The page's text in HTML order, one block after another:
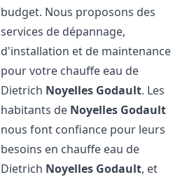
budget. Nous proposons des
services de dépannage,
d'installation et de maintenance
pour votre chauffe eau de
Dietrich Noyelles Godault. Les
habitants de Noyelles Godault
nous font confiance pour leurs
besoins en chauffe eau de
Dietrich Noyelles Godault, et